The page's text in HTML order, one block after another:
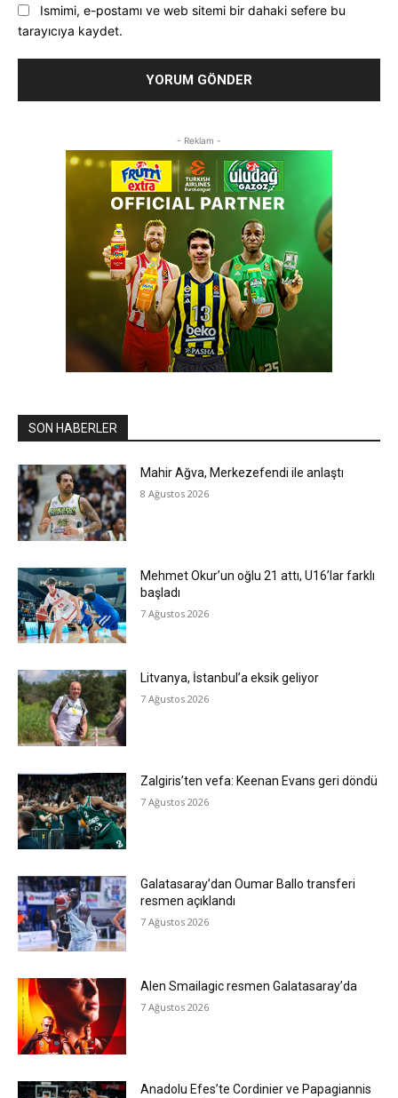
Ismimi, e-postamı ve web sitemi bir dahaki sefere bu
tarayıcıya kaydet.
- Reklam -
SON HABERLER
Mahir Ağva, Merkezefendi ile anlaştı
8 Ağustos 2026
Mehmet Okur’un oğlu 21 attı, U16’lar farklı
başladı
7 Ağustos 2026
Litvanya, İstanbul’a eksik geliyor
7 Ağustos 2026
Zalgiris’ten vefa: Keenan Evans geri döndü
7 Ağustos 2026
Galatasaray’dan Oumar Ballo transferi
resmen açıklandı
7 Ağustos 2026
Alen Smailagic resmen Galatasaray’da
7 Ağustos 2026
Anadolu Efes’te Cordinier ve Papagiannis